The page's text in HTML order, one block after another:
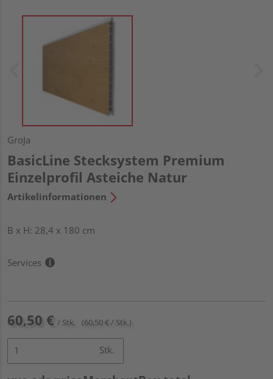
GroJa
BasicLine Stecksystem Premium
Einzelprofil Asteiche Natur
Artikelinformationen
B x H: 28,4 x 180 cm
Services
60,50 € / Stk. (60,50 € / Stk.)
Stk.